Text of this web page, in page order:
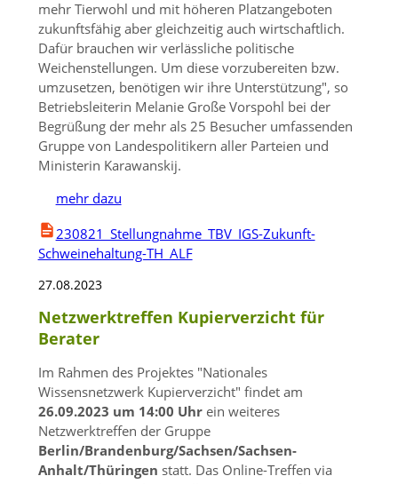
mehr Tierwohl und mit höheren Platzangeboten
zukunftsfähig aber gleichzeitig auch wirtschaftlich.
Dafür brauchen wir verlässliche politische
Weichenstellungen. Um diese vorzubereiten bzw.
umzusetzen, benötigen wir ihre Unterstützung , so
Betriebsleiterin Melanie Große Vorspohl bei der
Begrüßung der mehr als 25 Besucher umfassenden
Gruppe von Landespolitikern aller Parteien und
Ministerin Karawanskij.
mehr dazu
230821_Stellungnahme_TBV_IGS-Zukunft-
Schweinehaltung-TH_ALF
27.08.2023
Netzwerktreffen Kupierverzicht für
Berater
Im Rahmen des Projektes Nationales
Wissensnetzwerk Kupierverzicht findet am
26.09.2023 um 14:00 Uhr ein weiteres
Netzwerktreffen der Gruppe
Berlin/Brandenburg/Sachsen/Sachsen-
Anhalt/Thüringen statt. Das Online-Treffen via